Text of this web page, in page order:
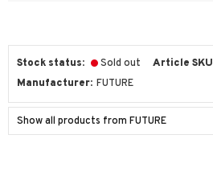
Stock status Sold out Article SKU
Manufacturer FUTURE
Show all products from FUTURE